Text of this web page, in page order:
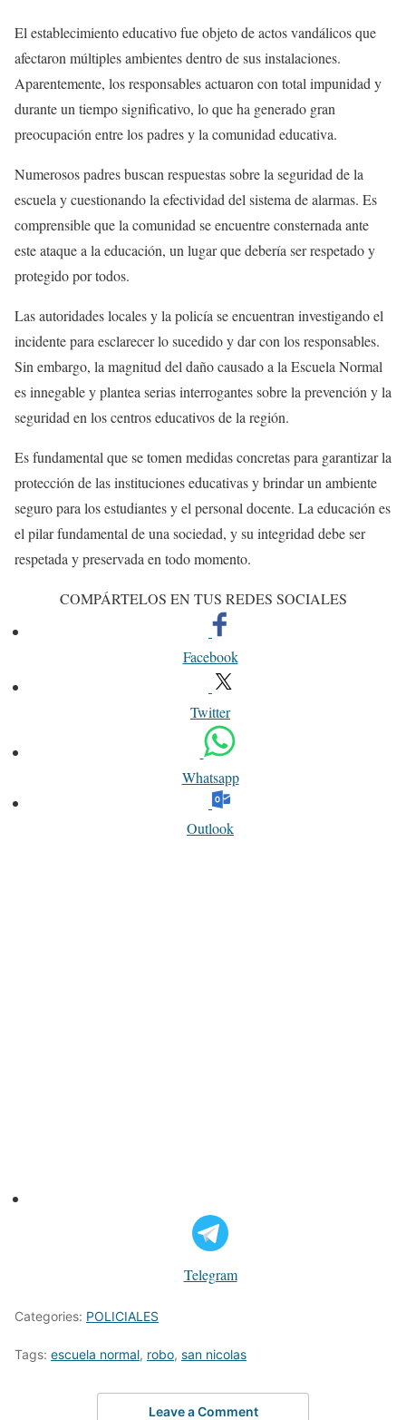
El establecimiento educativo fue objeto de actos vandálicos que
afectaron múltiples ambientes dentro de sus instalaciones.
Aparentemente, los responsables actuaron con total impunidad y
durante un tiempo significativo, lo que ha generado gran
preocupación entre los padres y la comunidad educativa.
Numerosos padres buscan respuestas sobre la seguridad de la
escuela y cuestionando la efectividad del sistema de alarmas. Es
comprensible que la comunidad se encuentre consternada ante
este ataque a la educación, un lugar que debería ser respetado y
protegido por todos.
Las autoridades locales y la policía se encuentran investigando el
incidente para esclarecer lo sucedido y dar con los responsables.
Sin embargo, la magnitud del daño causado a la Escuela Normal
es innegable y plantea serias interrogantes sobre la prevención y la
seguridad en los centros educativos de la región.
Es fundamental que se tomen medidas concretas para garantizar la
protección de las instituciones educativas y brindar un ambiente
seguro para los estudiantes y el personal docente. La educación es
el pilar fundamental de una sociedad, y su integridad debe ser
respetada y preservada en todo momento.
COMPÁRTELOS EN TUS REDES SOCIALES
Facebook
Twitter
Whatsapp
Outlook
Telegram
Categories: POLICIALES
Tags: escuela normal, robo, san nicolas
Leave a Comment